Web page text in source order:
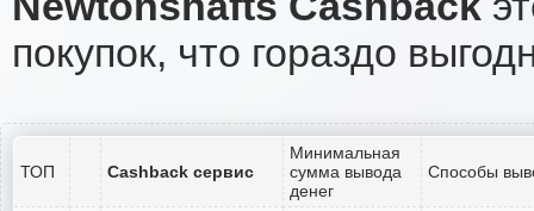
покупок, что гораздо
ТОП Cashback сервис
Минимальная
сумма вывода
денег
Способы